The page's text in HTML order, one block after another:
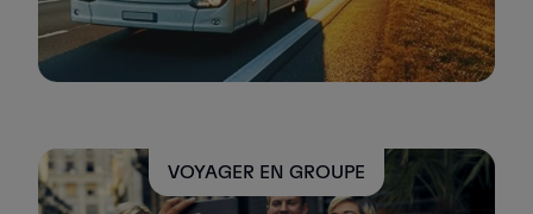
VOYAGER EN GROUPE